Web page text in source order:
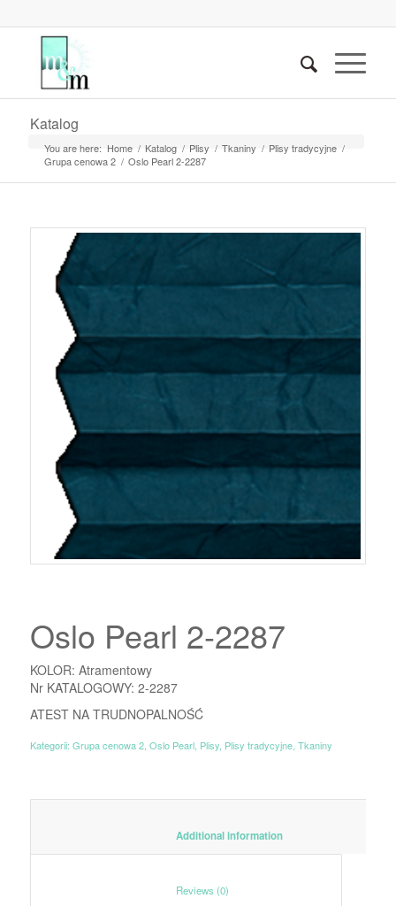
Katalog
You are here: Home / Katalog / Plisy / Tkaniny / Plisy tradycyjne /
Grupa cenowa 2 / Oslo Pearl 2-2287
Oslo Pearl 2-2287
KOLOR: Atramentowy
Nr KATALOGOWY: 2-2287
ATEST NA TRUDNOPALNOŚĆ
Kategorii: Grupa cenowa 2, Oslo Pearl, Plisy, Plisy tradycyjne, Tkaniny
						Additional information